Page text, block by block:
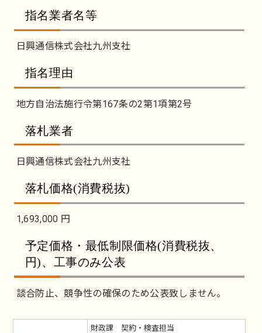
指名業者名等
日興通信株式会社九州支社
指名理由
地方自治法施行令第167条の2第1項第2号
落札業者
日興通信株式会社九州支社
落札価格(消費税抜)
1,693,000 円
予定価格・最低制限価格(消費税抜、
円)、工事のみ公表
談合防止、競争性の確保のため公表致しません。
財政課 契約・検査担当